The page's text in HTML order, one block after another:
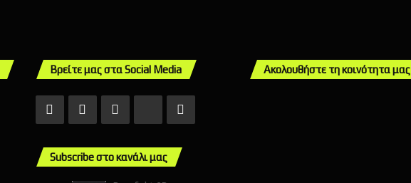
Βρείτε μας στα Social Media
Facebook InstagramTikTok
Subscribe στο κανάλι μας
Ακολουθήστε τη κοινότητα μας